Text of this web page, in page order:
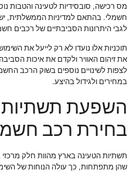
מס רכישה, סובסידיות לטעינה והטבות
חשמלי. בהתאם למדיניות הממשלתית,
לגבי היתרונות הסביבתיים של רכבים
תוכניות אלו נועדו לא רק לייעל את
את זיהום האוויר ולקדם את איכות
לצפות לשינויים נוספים בשוק הרכב
במחירים ולגידול בהיצע.
השפעת תשתיות
בחירת רכב
תשתיות הטעינה בארץ מהוות חלק
שהן מתפתחות, כך עולה הנוחות של